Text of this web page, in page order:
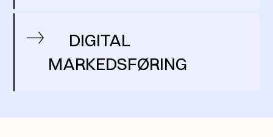
DIGITAL
MARKEDSFØRING